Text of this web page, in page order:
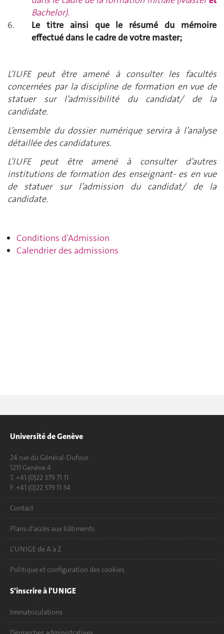
Bachelor).
Le titre ainsi que le résumé du mémoire
effectué dans le cadre de votre master;
L’IUFE peut être amené à consulter les facultés
concernées par la discipline de formation en vue de
statuer sur l’admissibilité du candidat/ de la
candidate.
L’ensemble du dossier numérique servira à l’analyse
détaillée des candidatures.
L’IUFE peut être amené à consulter d’autres
institutions de formation des enseignant- es en vue
de statuer sur l’admission du candidat/ de la
candidate.
Conditions d'Admission
Calendrier des admissions
Université de Genève
24 rue du Général-Dufour
1211 Genève 4
T. +41 (0)22 379 71 11
F. +41 (0)22 379 11 34
Contact
Plans d'accès aux bâtiments
L'UNIGE de A à Z
Politique et configuration des cookies
S'inscrire à l'UNIGE
Immatriculations